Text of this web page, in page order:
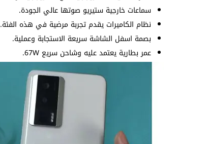
سماعات خارجية ستيريو صوتها عالي الجودة.
نظام الكاميرات يقدم تجربة مرضية في هذه الفئة.
بصمة اسفل الشاشة سريعة الاستجابة وعملية.
عمر بطارية يعتمد عليه وشاحن سريع 67W.